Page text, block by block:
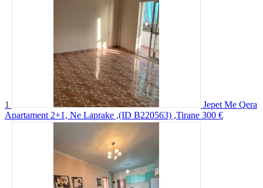
1
Jepet Me Qera
Apartament 2+1, Ne Laprake ,(ID B220563) ,Tirane 300 €